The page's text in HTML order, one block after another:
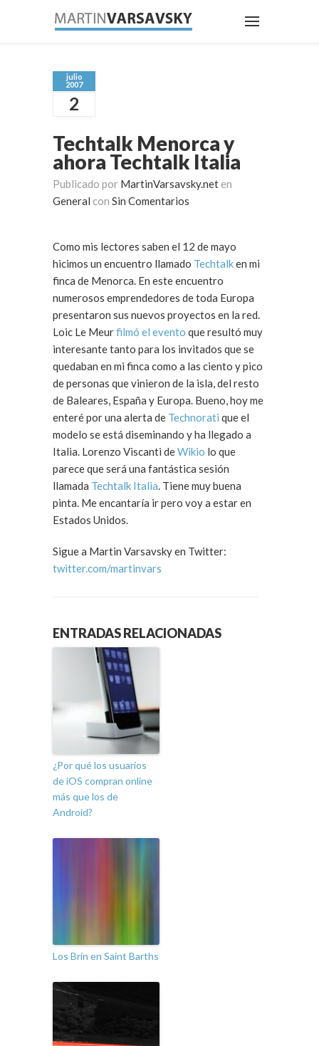
julio
2007
2
Techtalk Menorca y
ahora Techtalk Italia
Publicado por MartinVarsavsky.net en
General con Sin Comentarios
Como mis lectores saben el 12 de mayo
hicimos un encuentro llamado Techtalken mi
finca de Menorca. En este encuentro
numerosos emprendedores de toda Europa
presentaron sus nuevos proyectos en la red.
Loic Le Meurfilmó el evento que resultó muy
interesante tanto para los invitados que se
quedaban en mi finca como a las ciento y pico
de personas que vinieron de la isla, del resto
de Baleares, España y Europa. Bueno, hoy me
enteré por una alerta de Technorati que el
modelo se está diseminando y ha llegado a
Italia. Lorenzo Viscanti deWikio lo que
parece que será una fantástica sesión
llamada Techtalk Italia. Tiene muy buena
pinta. Me encantaría ir pero voy a estar en
Estados Unidos.
Sigue a Martin Varsavsky en Twitter:
twitter.com/martinvars
ENTRADAS RELACIONADAS
¿Por qué los usuarios
de iOS compran online
más que los de
Android?
Los Brin en Saint Barths